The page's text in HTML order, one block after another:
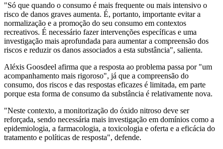
"Só que quando o consumo é mais frequente ou mais intensivo o
risco de danos graves aumenta. É, portanto, importante evitar a
normalização e a promoção do seu consumo em contextos
recreativos. É necessário fazer intervenções específicas e uma
investigação mais aprofundada para aumentar a compreensão dos
riscos e reduzir os danos associados a esta substância", salienta.
Aléxis Goosdeel afirma que a resposta ao problema passa por "um
acompanhamento mais rigoroso", já que a compreensão do
consumo, dos riscos e das respostas eficazes é limitada, em parte
porque esta forma de consumo da substância é relativamente nova.
"Neste contexto, a monitorização do óxido nitroso deve ser
reforçada, sendo necessária mais investigação em domínios como a
epidemiologia, a farmacologia, a toxicologia e oferta e a eficácia do
tratamento e políticas de resposta", defende.